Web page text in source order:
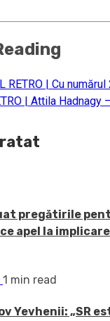
RETRO | Cu
| Attila Hadnagy
ratat
pregătirile
apel la
1 min read
Yevhenii: „SR